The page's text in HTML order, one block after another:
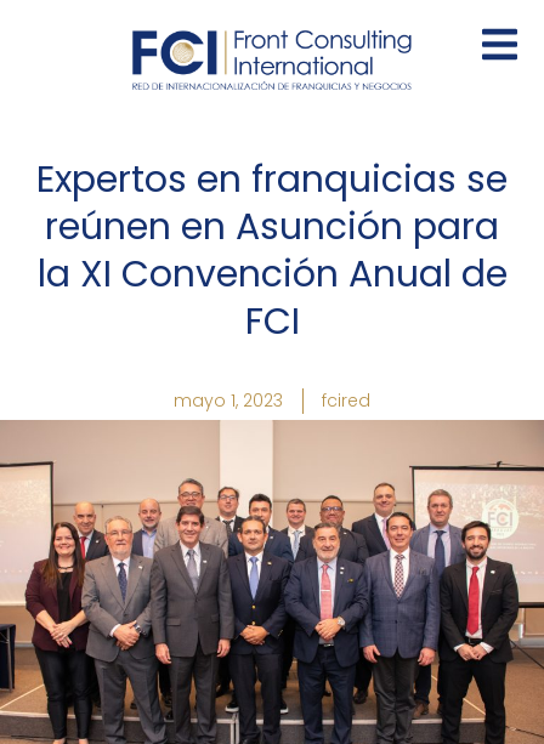
Expertos en franquicias se
reúnen en Asunción para
la XI Convención Anual de
FCI
mayo 1, 2023 fcired